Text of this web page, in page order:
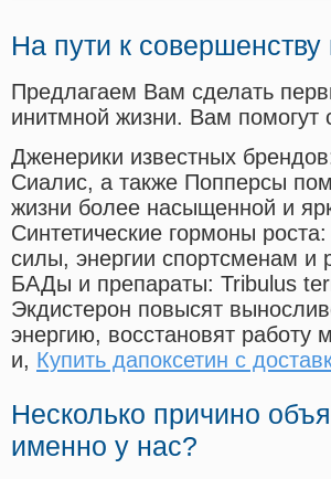
На пути к
Предлагаем Вам сделать
инитмной жизни. Вам
Дженерики известных
Сиалис, а также Попперсы
жизни более насыщенной и
Синтетические гормоны роста
силы, энергии спортсменам
БАДы и препараты: Tribulus
Экдистерон повысят
энергию, восстановят работу
и, Купить дапоксетин с
Несколько причино
именно у нас?